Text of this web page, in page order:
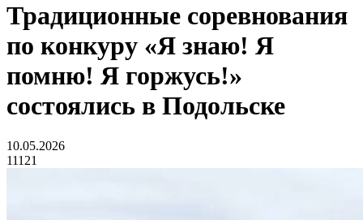
Традиционные соревнования
по конкуру «Я знаю! Я
помню! Я горжусь!»
состоялись в Подольске
10.05.2026
11121